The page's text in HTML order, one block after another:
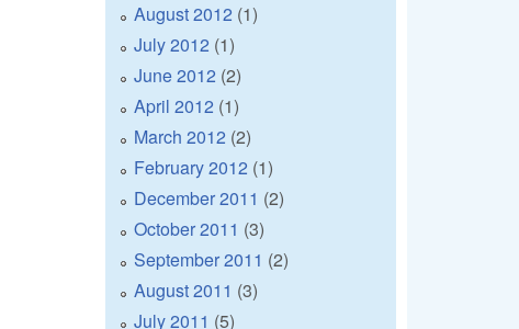
August 2012 (1)
July 2012 (1)
June 2012 (2)
April 2012 (1)
March 2012 (2)
February 2012 (1)
December 2011 (2)
October 2011 (3)
September 2011 (2)
August 2011 (3)
July 2011 (5)